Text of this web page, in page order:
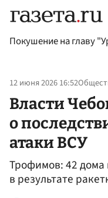
Покушение на главу
12 июня 2026 16:52
Власти
о
атаки ВСУ
Трофимов: 42
в результате